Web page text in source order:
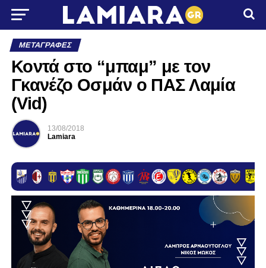
ΜΕΤΑΓΡΑΦΈΣ
Κοντά στο “μπαμ” με τον
Γκανέζο Οσμάν ο ΠΑΣ Λαμία
(Vid)
13/08/2018
Lamiara